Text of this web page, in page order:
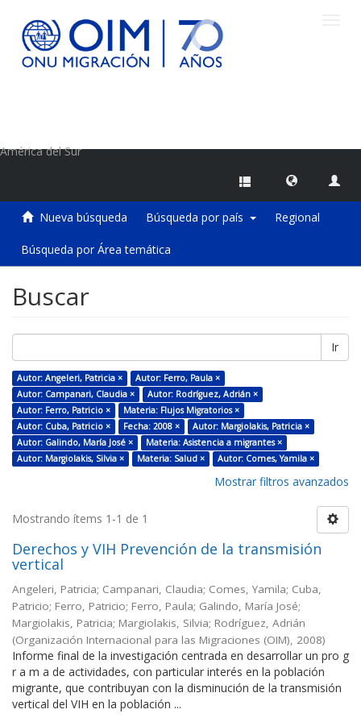
América del Sur
Nueva búsqueda Búsqueda por país Regional
Búsqueda por Área temática
Buscar
Ir
Autor: Angeleri, Patricia ×
Autor: Ferro, Paula ×
Autor: Campanari, Claudia ×
Autor: Rodríguez, Adrián ×
Autor: Ferro, Patricio ×
Materia: Flujos Migratorios ×
Autor: Cuba, Patricio ×
Fecha: 2008 ×
Autor: Margiolakis, Patricia ×
Autor: Galindo, María José ×
Materia: Asistencia a migrantes ×
Autor: Margiolakis, Silvia ×
Materia: Salud × Autor: Comes, Yamila ×
Mostrar filtros avanzados
Mostrando ítems 1-1 de 1
Derechos y VIH Prevención de la transmisión
vertical
Angeleri, Patricia; Campanari, Claudia; Comes, Yamila; Cuba,
Patricio; Ferro, Patricio; Ferro, Paula; Galindo, María José;
Margiolakis, Patricia; Margiolakis, Silvia; Rodríguez, Adrián
(Organización Internacional para las Migraciones (OIM), 2008)
Informe final de la investigación centrada en desarrollar un pro g
r a m a de actividades, con particular interés en la población
migrante, que contribuyan con la disminución de la transmisión
vertical del VIH en la población ...